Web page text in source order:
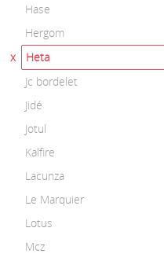
Hase
Hergom
Heta
Jc bordelet
Jidé
Jotul
Kalfire
Lacunza
Le Marquier
Lotus
Mcz